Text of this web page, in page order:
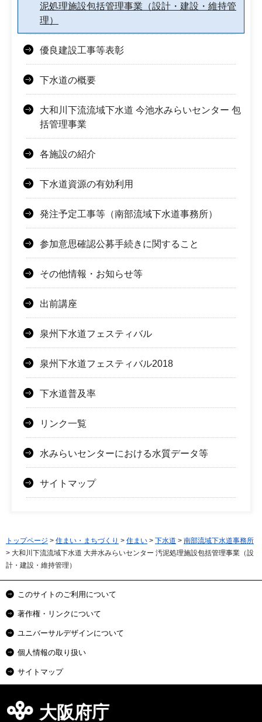
泥処理施設包括管理事業（設計・建設・維持管
理）
優良建設工事等表彰
下水道の概要
大和川下流流域下水道 今池水みらいセンター 包
括管理事業
各施設の紹介
下水道資源の有効利用
発注予定工事等（南部流域下水道事務所）
参加意思確認公募手続きに関すること
その他情報・お知らせ等
出前講座
泉州下水道フェスティバル
泉州下水道フェスティバル2018
下水道普及率
リンク一覧
水みらいセンターにおける水質データ等
サイトマップ
トップページ > 住まい・まちづくり > 住まい > 下水道 > 南部流域下水道事務所
> 大和川下流流域下水道 大井水みらいセンター 汚泥処理施設包括管理事業（設
計・建設・維持管理）
このサイトのご利用について
著作権・リンクについて
ユニバーサルデザインについて
個人情報の取り扱い
サイトマップ
大阪府庁